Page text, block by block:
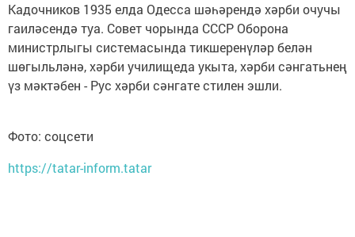
Кадочников 1935 елда Одесса шәһәрендә хәрби очучы
гаиләсендә туа. Совет чорында СССР Оборона
министрлыгы системасында тикшеренүләр белән
шөгыльләнә, хәрби училищеда укыта, хәрби сәнгатьнең
үз мәктәбен - Рус хәрби сәнгате стилен эшли.
Фото: соцсети
https://tatar-inform.tatar